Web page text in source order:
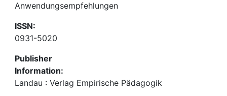
Anwendungsempfehlungen
ISSN:
0931-5020
Publisher
Information:
Landau : Verlag Empirische Pädagogik